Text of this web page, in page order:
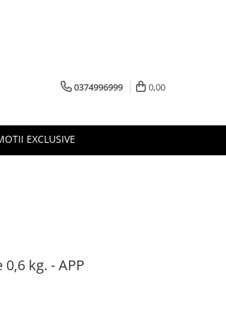
0374996999 0,00
EXCLUSIVE
kg. - APP